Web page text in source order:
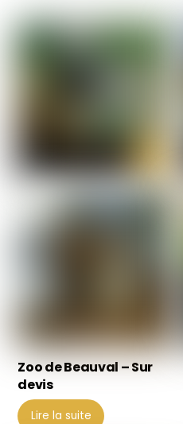
Zoo de Beauval – Sur
devis
Lire la suite